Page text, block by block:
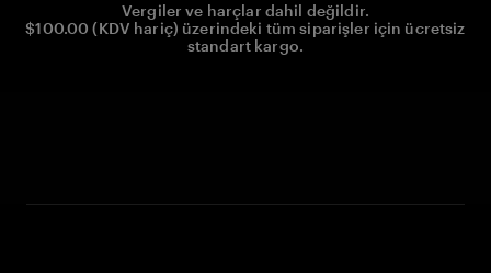
Vergiler ve harçlar dahil değildir.
$100.00 (KDV hariç) üzerindeki tüm siparişler için ücretsiz
standart kargo.